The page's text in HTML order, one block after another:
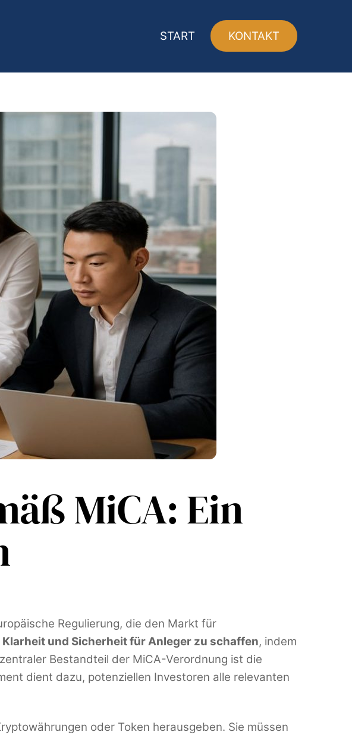
START KONTAKT
MiCA: Ein
Regulierung, die den Markt für
Klarheit und Sicherheit für Anleger zu schaffen, indem
Bestandteil der MiCA-Verordnung ist die
dient dazu, potenziellen Investoren alle relevanten
oder Token herausgeben. Sie müssen